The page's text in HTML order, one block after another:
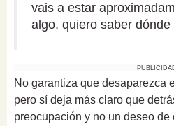
vais a estar
algo, quiero saber
No garantiza que desaparezca
pero sí deja más claro que
preocupación y no un deseo de